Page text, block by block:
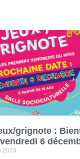
grignote :
6
2024